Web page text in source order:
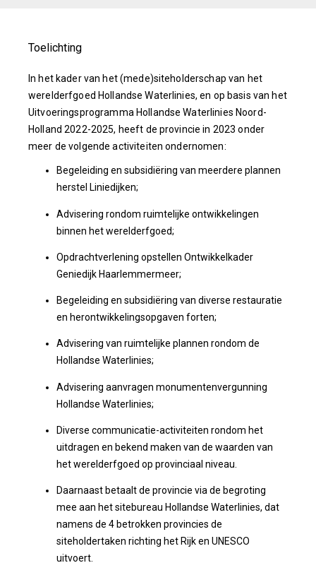
Toelichting
In het kader van het (mede)siteholderschap van het
werelderfgoed Hollandse Waterlinies, en op basis van het
Uitvoeringsprogramma Hollandse Waterlinies Noord-
Holland 2022-2025, heeft de provincie in 2023 onder
meer de volgende activiteiten ondernomen:
Begeleiding en subsidiëring van meerdere plannen
herstel Liniedijken;
Advisering rondom ruimtelijke ontwikkelingen
binnen het werelderfgoed;
Opdrachtverlening opstellen Ontwikkelkader
Geniedijk Haarlemmermeer;
Begeleiding en subsidiëring van diverse restauratie
en herontwikkelingsopgaven forten;
Advisering van ruimtelijke plannen rondom de
Hollandse Waterlinies;
Advisering aanvragen monumentenvergunning
Hollandse Waterlinies;
Diverse communicatie-activiteiten rondom het
uitdragen en bekend maken van de waarden van
het werelderfgoed op provinciaal niveau.
Daarnaast betaalt de provincie via de begroting
mee aan het sitebureau Hollandse Waterlinies, dat
namens de 4 betrokken provincies de
siteholdertaken richting het Rijk en UNESCO
uitvoert.